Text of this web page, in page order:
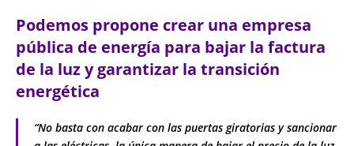
entrada:
entrada:
entrada:
Podemos propone crear una empresa
pública de energía para bajar la factura
de la luz y garantizar la transición
energética
“No basta con acabar con las puertas giratorias y sancionar